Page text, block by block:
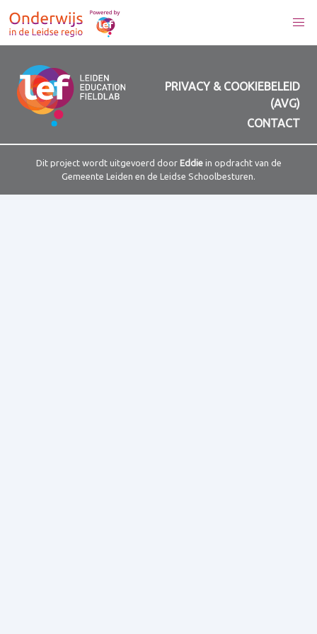
PRIVACY & COOKIEBELEID
(AVG)
CONTACT
Dit project wordt uitgevoerd door Eddiein opdracht van de
Gemeente Leiden en de Leidse Schoolbesturen.